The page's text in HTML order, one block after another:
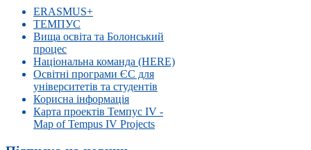
ERASMUS+
ТЕМПУС
Вища освіта та Болонський
процес
Національна команда (HERE)
Освітні програми ЄС для
університетів та студентів
Корисна інформація
Карта проектів Темпус IV -
Map of Tempus IV Projects